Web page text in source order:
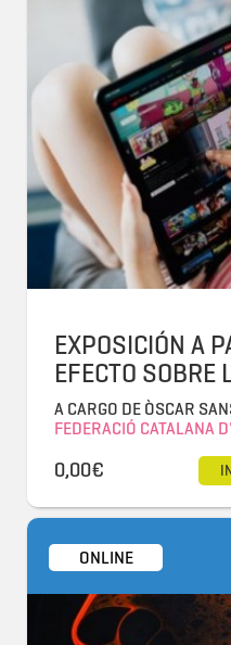
EXPOSICIÓN A
EFECTO SOBRE
A CARGO DE ÒSCAR
FEDERACIÓ CATALANA
0,00€
ONLINE